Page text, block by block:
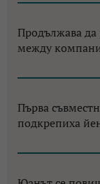
Продължава да
между
Първа
подкрепиха